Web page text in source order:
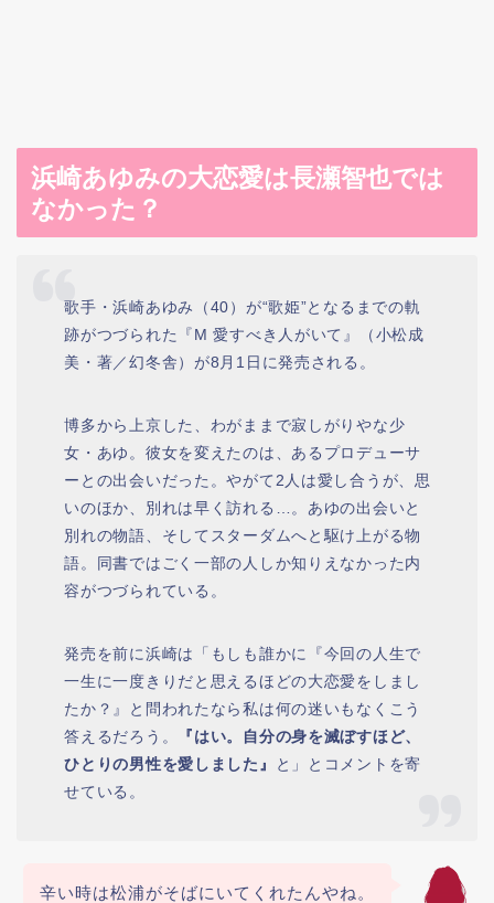
浜崎あゆみの大恋愛は長瀬智也では
なかった？
歌手・浜崎あゆみ（40）が“歌姫”となるまでの軌
跡がつづられた『M 愛すべき人がいて』（小松成
美・著／幻冬舎）が8月1日に発売される。
博多から上京した、わがままで寂しがりやな少
女・あゆ。彼女を変えたのは、あるプロデューサ
ーとの出会いだった。やがて2人は愛し合うが、思
いのほか、別れは早く訪れる…。あゆの出会いと
別れの物語、そしてスターダムへと駆け上がる物
語。同書ではごく一部の人しか知りえなかった内
容がつづられている。
発売を前に浜崎は「もしも誰かに『今回の人生で
一生に一度きりだと思えるほどの大恋愛をしまし
たか？』と問われたなら私は何の迷いもなくこう
答えるだろう。
『はい。自分の身を滅ぼすほど、
ひとりの男性を愛しました』
と」とコメントを寄
せている。
辛い時は松浦がそばにいてくれたんやね。